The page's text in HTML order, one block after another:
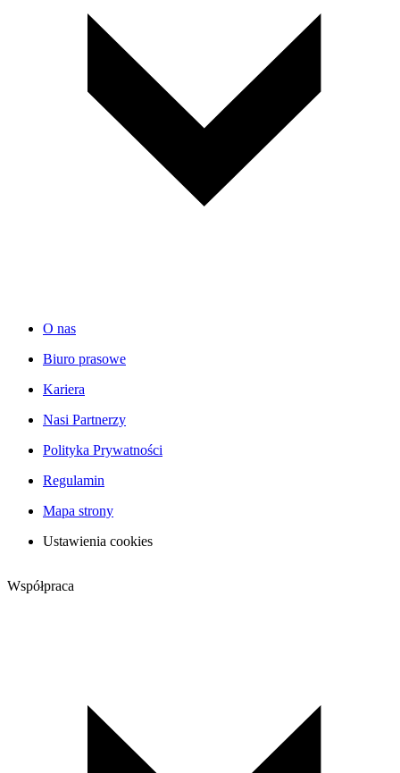
O nas
Biuro prasowe
Kariera
Nasi Partnerzy
Polityka Prywatności
Regulamin
Mapa strony
Ustawienia cookies
Współpraca